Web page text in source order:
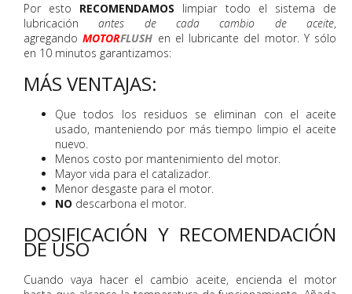
Por esto RECOMENDAMOS limpiar todo el sistema de
lubricaciónantes de cada cambio de aceite,
agregandoMOTORFLUSH en el lubricante del motor. Y sólo
en 10 minutos garantizamos:
MÁS VENTAJAS:
Que todos los residuos se eliminan con el aceite
usado, manteniendo por más tiempo limpio el aceite
nuevo.
Menos costo por mantenimiento del motor.
Mayor vida para el catalizador.
Menor desgaste para el motor.
NO descarbona el motor.
DOSIFICACIÓN Y RECOMENDACIÓN
DE USO
Cuando vaya hacer el cambio aceite, encienda el motor